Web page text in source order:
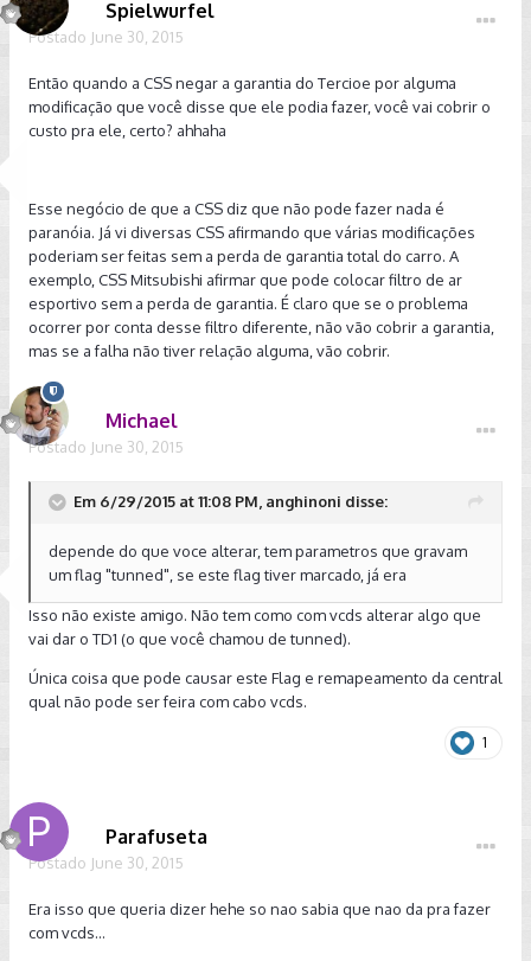
Spielwurfel
Postado June 30, 2015
Então quando a CSS negar a garantia do Tercioe por alguma
modificação que você disse que ele podia fazer, você vai cobrir o
custo pra ele, certo? ahhaha
Esse negócio de que a CSS diz que não pode fazer nada é
paranóia. Já vi diversas CSS afirmando que várias modificações
poderiam ser feitas sem a perda de garantia total do carro. A
exemplo, CSS Mitsubishi afirmar que pode colocar filtro de ar
esportivo sem a perda de garantia. É claro que se o problema
ocorrer por conta desse filtro diferente, não vão cobrir a garantia,
mas se a falha não tiver relação alguma, vão cobrir.
Michael
Postado June 30, 2015
Em 6/29/2015 at 11:08 PM, anghinoni disse:
depende do que voce alterar, tem parametros que gravam
um flag "tunned", se este flag tiver marcado, já era
Isso não existe amigo. Não tem como com vcds alterar algo que
vai dar o TD1 (o que você chamou de tunned).
Única coisa que pode causar este Flag e remapeamento da central
qual não pode ser feira com cabo vcds.
1
Parafuseta
Postado June 30, 2015
Era isso que queria dizer hehe so nao sabia que nao da pra fazer
com vcds...